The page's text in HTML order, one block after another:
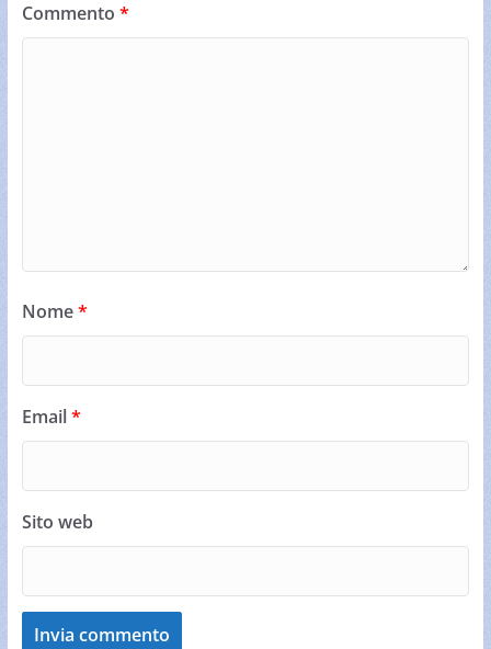
Commento *
Nome*
Email*
Sito web